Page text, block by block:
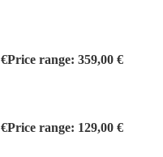
€Price range: 359,00 €
€Price range: 129,00 €